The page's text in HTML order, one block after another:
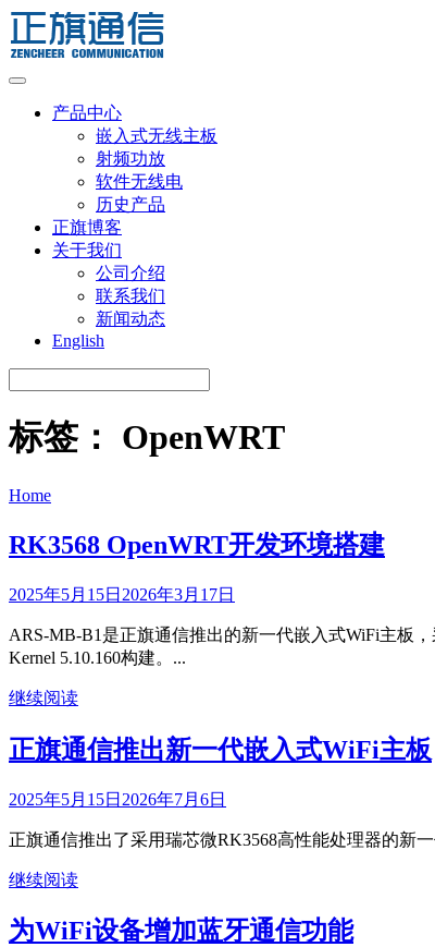
Skip
to
content
产品中心
嵌入式无线主板
射频功放
软件无线电
历史产品
正旗博客
关于我们
公司介绍
联系我们
新闻动态
English
标签： OpenWRT
Home
RK3568 OpenWRT开发环境搭建
2025年5月15日 2026年3月17日
ARS-MB-B1是正旗通信推出的新一代嵌入式WiFi主板
Kernel 5.10.160构建。...
继续阅读
正旗通信推出新一代嵌入式WiFi主板
2025年5月15日 2026年7月6日
正旗通信推出了采用瑞芯微RK3568高性能处理器的新
继续阅读
为WiFi设备增加蓝牙通信功能